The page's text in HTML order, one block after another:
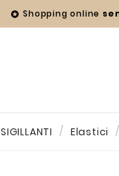
 Shopping online
SIGILLANTI Elastici